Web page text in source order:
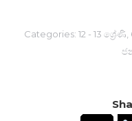
Categories: 12 - 13 ශ්‍රේණි